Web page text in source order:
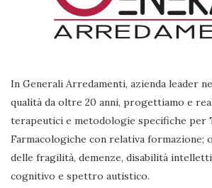
In Generali Arredamenti, azienda leader
qualità da oltre 20 anni, progettiamo e
terapeutici e metodologie specifiche per
Farmacologiche con relativa formazione;
delle fragilità, demenze, disabilità
cognitivo e spettro autistico.